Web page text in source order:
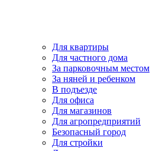
Для квартиры
Для частного дома
За парковочным местом
За няней и ребенком
В подъезде
Для офиса
Для магазинов
Для агропредприятий
Безопасный город
Для стройки